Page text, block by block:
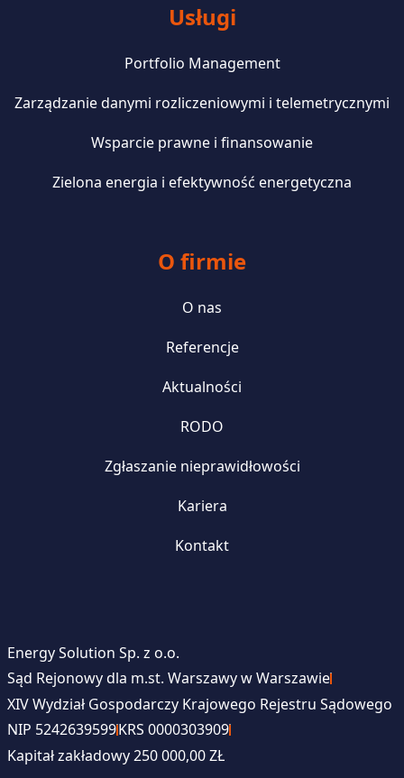
Usługi
Portfolio Management
Zarządzanie danymi rozliczeniowymi i telemetrycznymi
Wsparcie prawne i finansowanie
Zielona energia i efektywność energetyczna
O firmie
O nas
Referencje
Aktualności
RODO
Zgłaszanie nieprawidłowości
Kariera
Kontakt
Energy Solution Sp. z o.o.
Sąd Rejonowy dla m.st. Warszawy w Warszawie
XIV Wydział Gospodarczy Krajowego Rejestru Sądowego
NIP 5242639599KRS 0000303909
Kapitał zakładowy 250 000,00 ZŁ